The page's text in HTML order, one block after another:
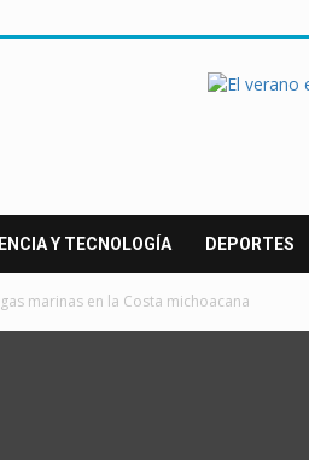
Y TECNOLOGÍA DEPORTES
marinas en la Costa michoacana